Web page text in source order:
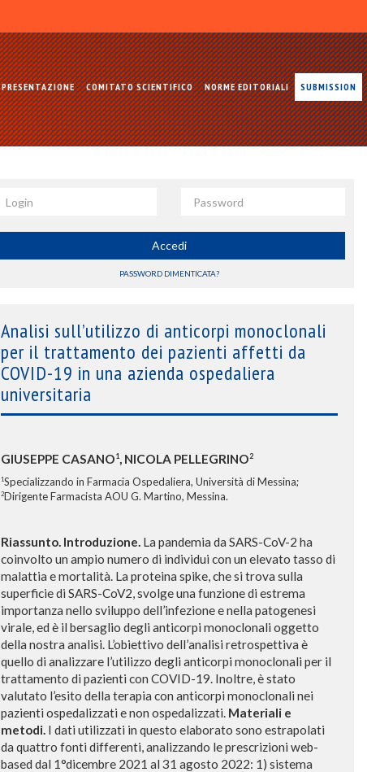
PRESENTAZIONE COMITATO SCIENTIFICO NORME EDITORIALI SUBMISSION
Accedi
PASSWORD DIMENTICATA?
Analisi sull’utilizzo di anticorpi monoclonali
per il trattamento dei pazienti affetti da
COVID-19 in una azienda ospedaliera
universitaria
GIUSEPPE CASANO1, NICOLA PELLEGRINO2
1Specializzando in Farmacia Ospedaliera, Università di Messina;
2Dirigente Farmacista AOU G. Martino, Messina.
Riassunto. Introduzione. La pandemia da SARS-CoV-2 ha
coinvolto un ampio numero di individui con un elevato tasso di
malattia e mortalità. La proteina spike, che si trova sulla
superficie di SARS-CoV2, svolge una funzione di estrema
importanza nello sviluppo dell’infezione e nella patogenesi
virale, ed è il bersaglio degli anticorpi monoclonali oggetto
della nostra analisi. L’obiettivo dell’analisi retrospettiva è
quello di analizzare l’utilizzo degli anticorpi monoclonali per il
trattamento di pazienti con COVID-19. Inoltre, è stato
valutato l’esito della terapia con anticorpi monoclonali nei
pazienti ospedalizzati e non ospedalizzati. Materiali e
metodi. I dati utilizzati in questo elaborato sono estrapolati
da quattro fonti differenti, analizzando le prescrizioni web-
based dal 1°dicembre 2021 al 31 agosto 2022: 1) sistema